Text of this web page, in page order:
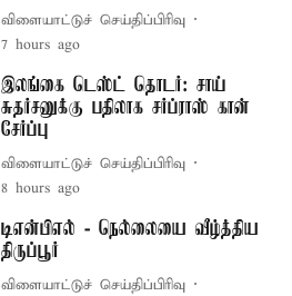
விளையாட்டுச் செய்திப்பிரிவு
7 hours ago
இலங்கை டெஸ்ட் தொடர்: சாய்
சுதர்சனுக்கு பதிலாக சர்ப்ராஸ் கான்
சேர்ப்பு
விளையாட்டுச் செய்திப்பிரிவு
8 hours ago
டிஎன்பிஎல் - நெல்லையை வீழ்த்திய
திருப்பூர்
விளையாட்டுச் செய்திப்பிரிவு